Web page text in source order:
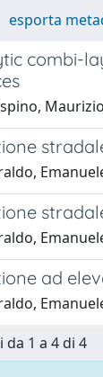
esporta
combi-
ad
1 a 4 di 4